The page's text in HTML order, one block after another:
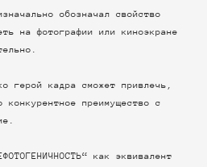
обозначал свойство
на фотографии или киноэкране
герой кадра сможет привлечь,
преимущество с
как эквивалент